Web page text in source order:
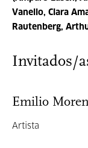
Vanello, Clara
Rautenberg,
Invitados/
Emilio
Artista